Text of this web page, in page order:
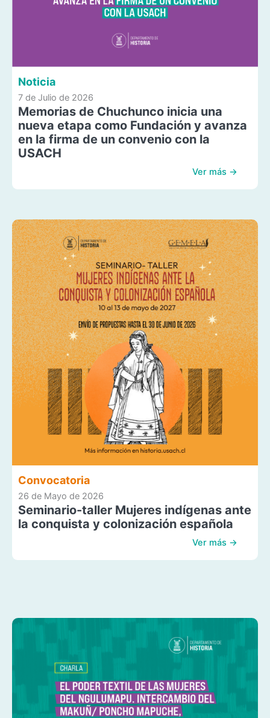
Noticia
7 de Julio de 2026
Memorias de Chuchunco inicia una
nueva etapa como Fundación y avanza
en la firma de un convenio con la
USACH
Ver más →
Convocatoria
26 de Mayo de 2026
Seminario-taller Mujeres indígenas ante
la conquista y colonización española
Ver más →